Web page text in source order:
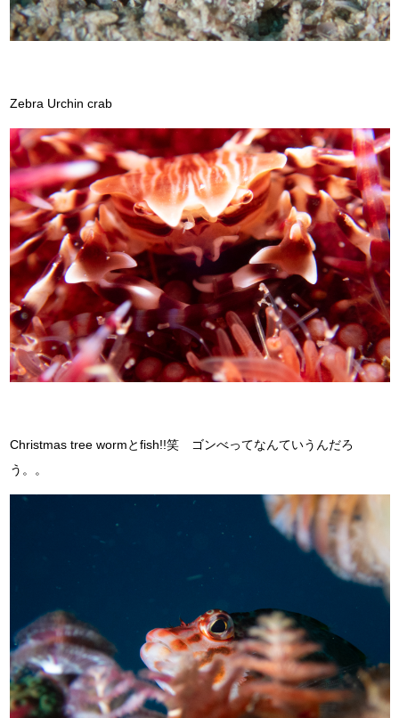
Zebra Urchin crab
Christmas tree wormとfish!!笑 ゴンべってなんていうんだろ
う。。